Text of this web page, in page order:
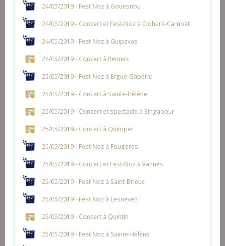
24/05/2019 - Fest Noz à Gouesnou
24/05/2019 - Concert et Fest-Noz à Clohars-Carnoët
24/05/2019 - Fest Noz à Guipavas
24/05/2019 - Concert à Rennes
25/05/2019 - Fest Noz à Ergué-Gabéric
25/05/2019 - Concert à Sainte-Hélène
25/05/2019 - Concert et spectacle à Singapour
25/05/2019 - Concert à Quimper
25/05/2019 - Fest Noz à Fougères
25/05/2019 - Concert et Fest-Noz à Vannes
25/05/2019 - Fest Noz à Saint-Brieuc
25/05/2019 - Fest Noz à Lesneven
25/05/2019 - Concert à Quintin
25/05/2019 - Fest Noz à Sainte-Hélène